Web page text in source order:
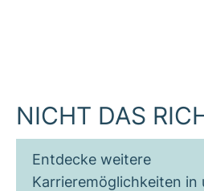
NICHT DAS
Entdecke weitere
Karrieremöglichkeiten in